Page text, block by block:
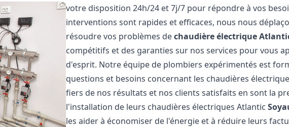
votre disposition 24h/24 et 7j/7 pour répondre à vos
interventions sont rapides et efficaces, nous nous
résoudre vos problèmes dechaudière électrique
compétitifs et des garanties sur nos services pour vous
d'esprit. Notre équipe de plombiers expérimentés est
questions et besoins concernant les chaudières
fiers de nos résultats et nos clients satisfaits en sont la
l'installation de leurs chaudières électriques Atlantic
les aider à économiser de l'énergie et à réduire leurs